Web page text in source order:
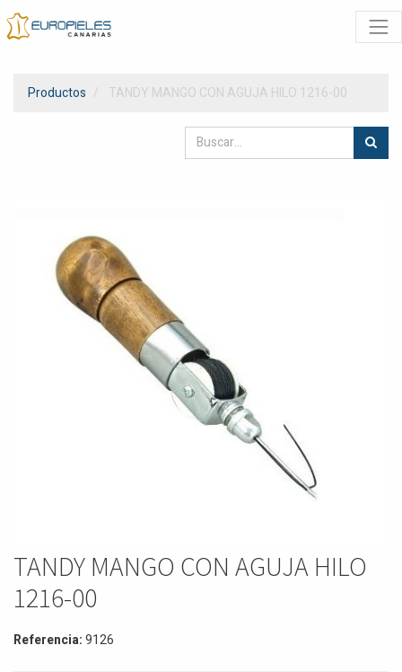
Productos TANDY MANGO CON AGUJA HILO 1216-00
TANDY MANGO CON AGUJA HILO
1216-00
Referencia:9126